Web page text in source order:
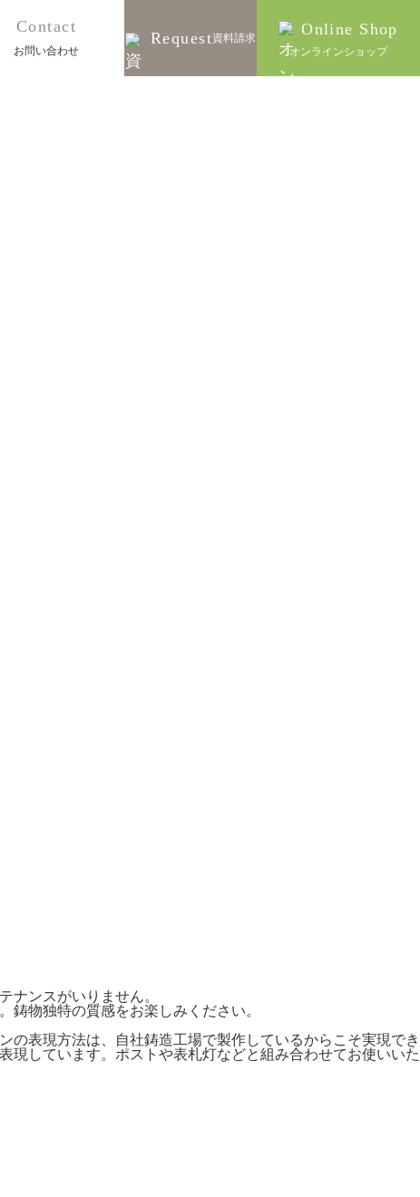
Contact
お問い合わせ
Request資料請求 Online Shop
オンラインショップ
ナンスがいりません。
物独特の質感をお楽しみください。
表現方法は、自社鋳造工場で製作しているからこそ実現でき
現しています。ポストや表札灯などと組み合わせてお使いいた